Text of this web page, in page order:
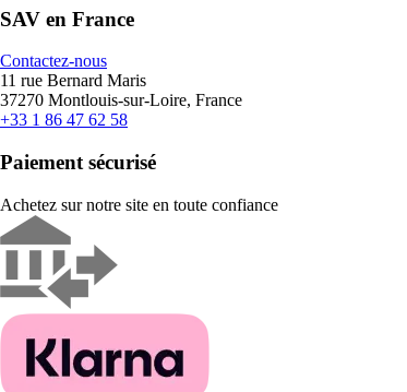
SAV en France
Contactez-nous
11 rue Bernard Maris
37270 Montlouis-sur-Loire, France
+33 1 86 47 62 58
Paiement sécurisé
Achetez sur notre site en toute confiance